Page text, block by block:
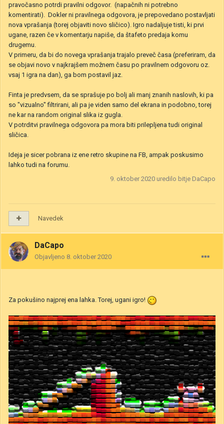
pravočasno potrdi pravilni odgovor. (napačnih ni potrebno
komentirati). Dokler ni pravilnega odgovora, je prepovedano postavljati
nova vprašanja (torej objaviti novo sličico). Igro nadaljuje tisti, ki prvi
ugane, razen če v komentarju napiše, da štafeto predaja komu
drugemu.
V primeru, da bi do novega vprašanja trajalo preveč časa (preferiram, da
se objavi novo v najkrajšem možnem času po pravilnem odgovoru oz.
vsaj 1 igra na dan), ga bom postavil jaz.
Finta je predvsem, da se sprašuje po bolj ali manj znanih naslovih, ki pa
so "vizualno" filtrirani, ali pa je viden samo del ekrana in podobno, torej
ne kar na random original slika iz gugla.
V potrditvi pravilnega odgovora pa mora biti prilepljena tudi original
sličica.
Ideja je sicer pobrana iz ene retro skupine na FB, ampak poskusimo
lahko tudi na forumu.
9. oktober 2020 uredilo bitje DaCapo
Navedek
DaCapo
Objavljeno 8. oktober 2020
Za pokušino najprej ena lahka. Torej, ugani igro!